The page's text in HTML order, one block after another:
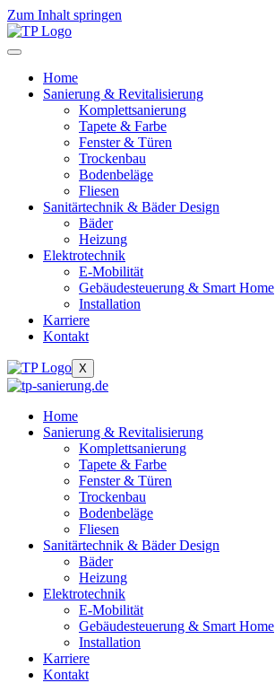
Zum Inhalt springen
Home
Sanierung & Revitalisierung
Komplettsanierung
Tapete & Farbe
Fenster & Türen
Trockenbau
Bodenbeläge
Fliesen
Sanitärtechnik & Bäder Design
Bäder
Heizung
Elektrotechnik
E-Mobilität
Gebäudesteuerung & Smart Home
Installation
Karriere
Kontakt
X
Home
Sanierung & Revitalisierung
Komplettsanierung
Tapete & Farbe
Fenster & Türen
Trockenbau
Bodenbeläge
Fliesen
Sanitärtechnik & Bäder Design
Bäder
Heizung
Elektrotechnik
E-Mobilität
Gebäudesteuerung & Smart Home
Installation
Karriere
Kontakt